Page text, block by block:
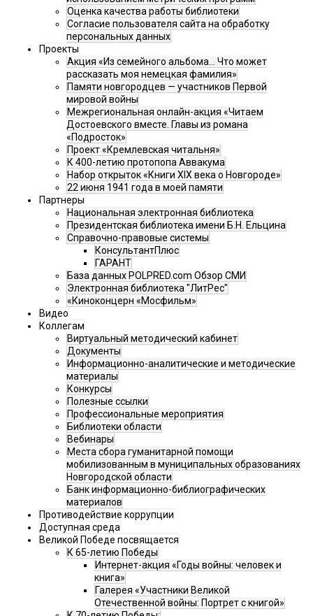
Оценка качества работы библиотеки
Согласие пользователя сайта на обработку
персональных данных
Проекты
Акция «Из семейного альбома... Что может
рассказать моя немецкая фамилия»
Памяти новгородцев — участников Первой
мировой войны
Межрегиональная онлайн-акция «Читаем
Достоевского вместе. Главы из романа
«Подросток»
Проект «Кремлевская читальня»
К 400-летию протопопа Аввакума
Набор открыток «Книги XIX века о Новгороде»
22 июня 1941 года в моей памяти
Партнеры
Национальная электронная библиотека
Президентская библиотека имени Б.Н. Ельцина
Справочно-правовые системы
КонсультантПлюс
ГАРАНТ
База данных POLPRED.com Обзор СМИ
Электронная библиотека "ЛитРес"
«Киноконцерн «Мосфильм»
Видео
Коллегам
Виртуальный методический кабинет
Документы
Информационно-аналитические и методические
материалы
Конкурсы
Полезные ссылки
Профессиональные мероприятия
Библиотеки области
Вебинары
Места сбора гуманитарной помощи
мобилизованным в муниципальных образованиях
Новгородской области
Банк информационно-библиографических
материалов
Противодействие коррупции
Доступная среда
Великой Победе посвящается
К 65-летию Победы
Интернет-акция «Годы войны: человек и
книга»
Галерея «Участники Великой
Отечественной войны: Портрет с книгой»